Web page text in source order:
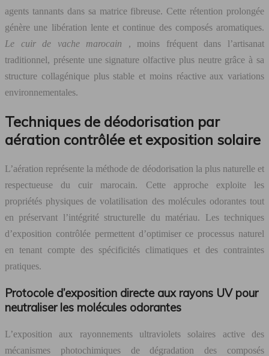
agents tannants dans sa matrice fibreuse. Cette rétention prolongée
génère une libération lente et continue des composés aromatiques.
Le cuir de vache marocain , moins fréquent dans l’artisanat
traditionnel, présente une signature olfactive plus neutre grâce à sa
structure collagénique plus stable et moins réactive aux variations
environnementales.
Techniques de déodorisation par
aération contrôlée et exposition solaire
L’aération représente la méthode de déodorisation la plus naturelle et
respectueuse du cuir marocain. Cette approche exploite les
propriétés physiques de volatilisation des molécules odorantes tout
en préservant l’intégrité structurelle du matériau. Les techniques
d’exposition contrôlée permettent d’optimiser ce processus naturel
en tenant compte des spécificités climatiques et des contraintes
pratiques.
Protocole d’exposition directe aux rayons UV pour
neutraliser les molécules odorantes
L’exposition aux rayonnements ultraviolets solaires active des
mécanismes photochimiques de dégradation des composés